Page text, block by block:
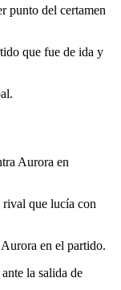
punto del certamen
que fue de ida y
Aurora en
rival que lucía con
en el partido.
la salida de